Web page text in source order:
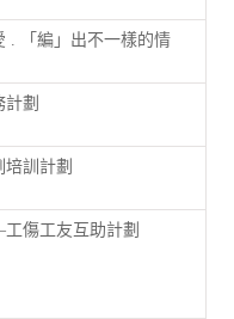
. 「編」出不一樣的情
計劃
培訓計劃
傷工友互助計劃